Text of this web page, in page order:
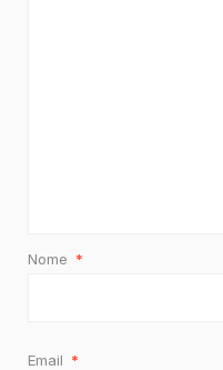
Nome *
Email *